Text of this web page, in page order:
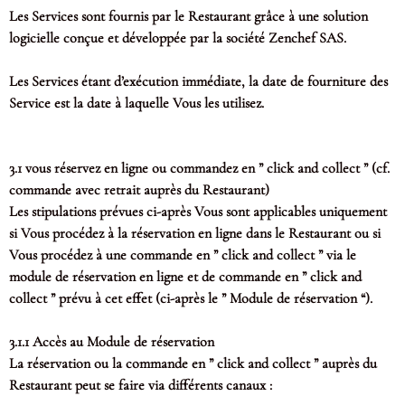
Les Services sont fournis par le Restaurant grâce à une solution
logicielle conçue et développée par la société Zenchef SAS.
Les Services étant d’exécution immédiate, la date de fourniture des
Service est la date à laquelle Vous les utilisez.
3.1 vous réservez en ligne ou commandez en ” click and collect ” (cf.
commande avec retrait auprès du Restaurant)
Les stipulations prévues ci-après Vous sont applicables uniquement
si Vous procédez à la réservation en ligne dans le Restaurant ou si
Vous procédez à une commande en ” click and collect ” via le
module de réservation en ligne et de commande en ” click and
collect ” prévu à cet effet (ci-après le ” Module de réservation “).
3.1.1 Accès au Module de réservation
La réservation ou la commande en ” click and collect ” auprès du
Restaurant peut se faire via différents canaux :